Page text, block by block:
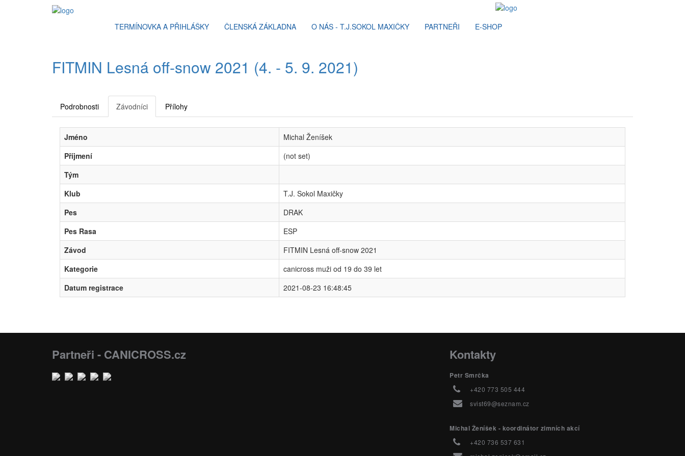
TERMÍNOVKA A PŘIHLÁŠKY ČLENSKÁ ZÁKLADNA O NÁS - T.J.SOKOL MAXIČKY PARTNEŘI E-SHOP
FITMIN Lesná off-snow 2021 (4. - 5. 9. 2021)
Podrobnosti Závodníci Přílohy
Jméno
Michal Ženíšek
Příjmení
(not set)
Tým
Klub
T.J. Sokol Maxičky
Pes
DRAK
Pes Rasa
ESP
Závod
FITMIN Lesná off-snow 2021
Kategorie
canicross muži od 19 do 39 let
Datum registrace
2021-08-23 16:48:45
Partneři - CANICROSS.cz Kontakty
Petr Smrčka
+420 773 505 444
svist69@seznam.cz
Michal Ženíšek - koordinátor zimních akcí
+420 736 537 631